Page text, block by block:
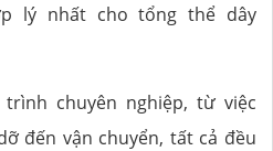
lý nhất cho tổng thể dây
chuyên nghiệp, từ việc
đến vận chuyển, tất cả đều